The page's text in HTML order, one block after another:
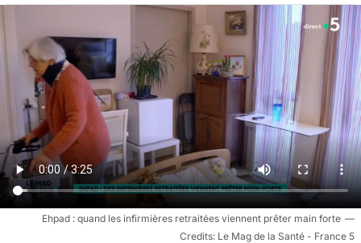
Ehpad : quand les infirmières retraitées viennent prêter main forte
Le Mag de la Santé - France 5